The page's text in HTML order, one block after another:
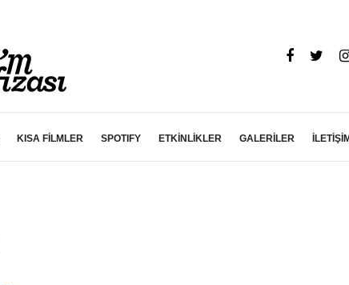
KISA FİLMLER SPOTIFY ETKİNLİKLER GALERİLER İLETİŞİM